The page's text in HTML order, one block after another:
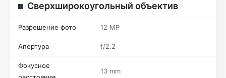
Сверхширокоугольный объектив
Разрешение фото 12 MP
Апертура f/2.2
Фокусное
13 mm